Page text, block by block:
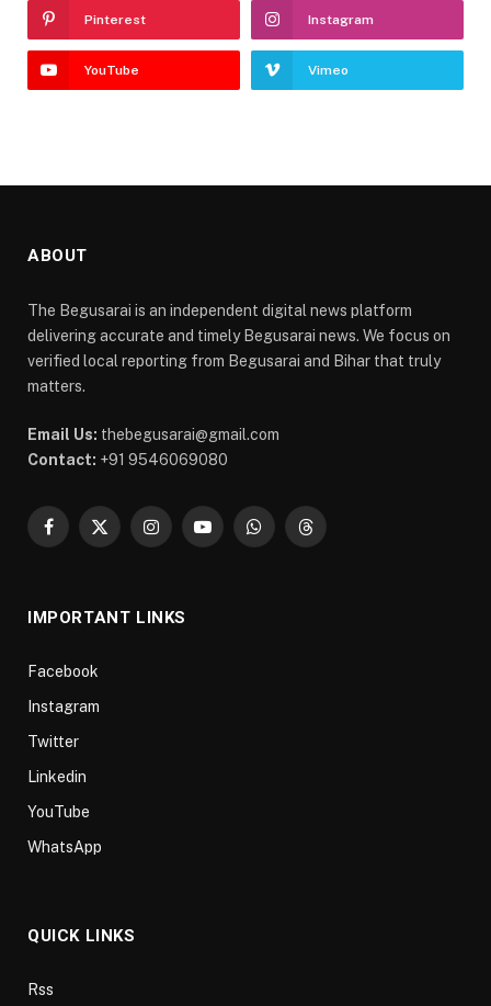
Pinterest Instagram
YouTube Vimeo
ABOUT
The Begusarai is an independent digital news platform
delivering accurate and timely Begusarai news. We focus on
verified local reporting from Begusarai and Bihar that truly
matters.
Email Us: thebegusarai@gmail.com
Contact: +91 9546069080
Facebook
X
InstagramYouTubeWhatsAppThreads
IMPORTANT LINKS
Facebook
Instagram
Twitter
Linkedin
YouTube
WhatsApp
QUICK LINKS
Rss